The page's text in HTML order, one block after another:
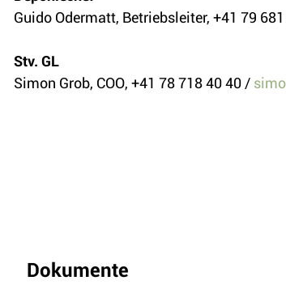
Guido Odermatt, Betriebsleiter, +41 79
Stv. GL
Simon Grob, COO, +41 78 718 40 40 /
Dokumente